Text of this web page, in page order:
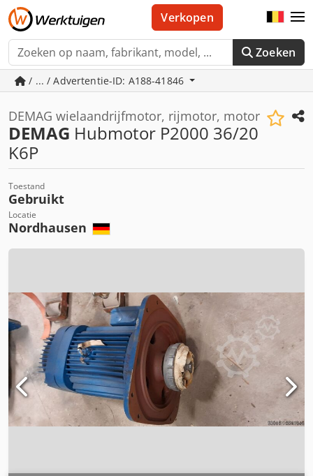
Zoeken
Verkopen
/ ... / Advertentie-ID: A188-41846
DEMAG wielaandrijfmotor, rijmotor, motor
DEMAG Hubmotor P2000 36/20
K6P
Toestand
Gebruikt
Locatie
Nordhausen